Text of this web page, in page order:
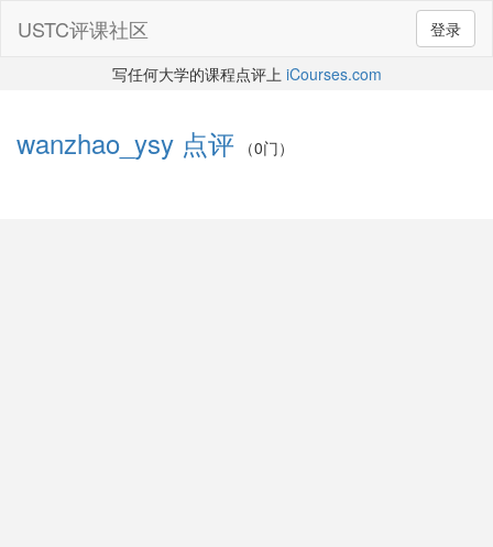
登录
USTC评课社区
写任何大学的课程点评上 iCourses.com
wanzhao_ysy 点评 （0门）